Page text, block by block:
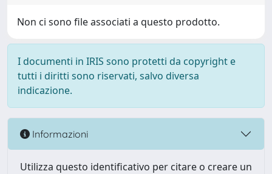
Non ci sono file associati a questo prodotto.
I documenti in IRIS sono protetti da copyright e
tutti i diritti sono riservati, salvo diversa
indicazione.
Informazioni
Utilizza questo identificativo per citare o creare un